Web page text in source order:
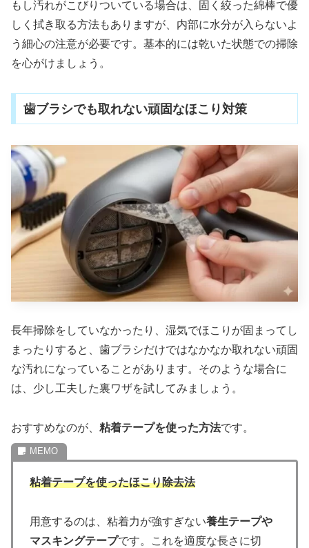
もし汚れがこびりついている場合は、固く絞った綿棒で優
しく拭き取る方法もありますが、内部に水分が入らないよ
う細心の注意が必要です。基本的には乾いた状態での掃除
を心がけましょう。
歯ブラシでも取れない頑固なほこり対策
長年掃除をしていなかったり、湿気でほこりが固まってし
まったりすると、歯ブラシだけではなかなか取れない頑固
な汚れになっていることがあります。そのような場合に
は、少し工夫した裏ワザを試してみましょう。
おすすめなのが、 粘着テープを使った方法です。
粘着テープを使ったほこり除去法
用意するのは、粘着力が強すぎない養生テープや
マスキングテープです。これを適度な長さに切